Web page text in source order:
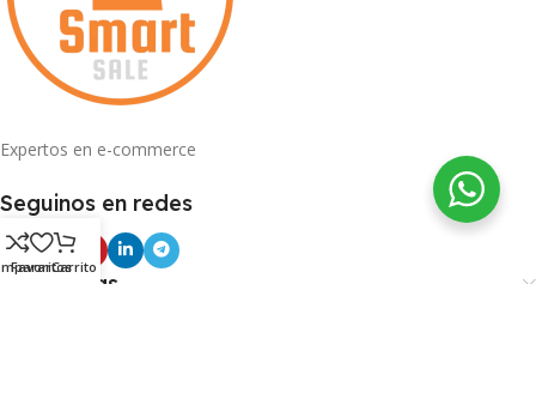
Expertos en e-commerce
Seguinos en redes
Categorías
FavoritosCarrito